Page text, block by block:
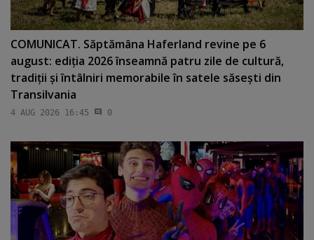
COMUNICAT. Săptămâna Haferland revine pe 6
august: ediţia 2026 înseamnă patru zile de cultură,
tradiţii şi întâlniri memorabile în satele săseşti din
Transilvania
4 AUG 2026 16:45 0